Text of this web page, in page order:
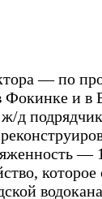
— по
и в
ж/д
—